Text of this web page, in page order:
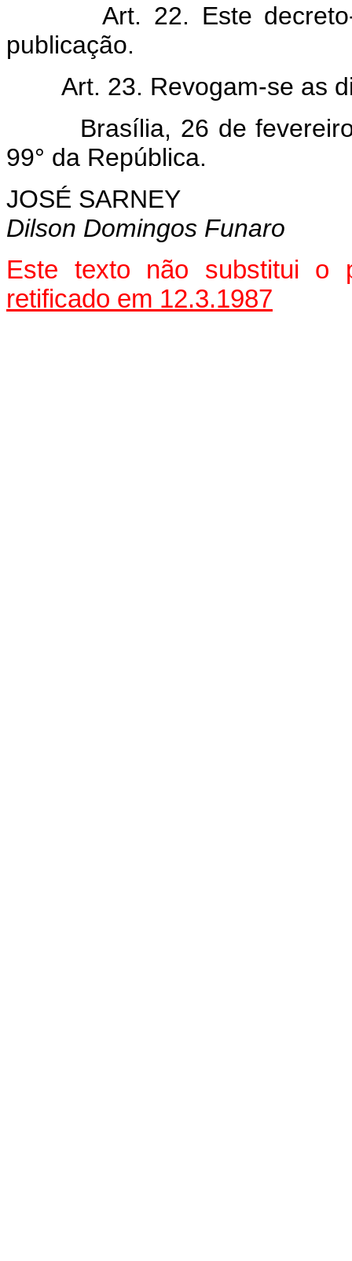
Art. 22. Este
publicação.
Art. 23. Revogam-se as
Brasília, 26 de fevereiro
99° da República.
JOSÉ SARNEY
Dilson Domingos Funaro
Este texto não substitui o
retificado em 12.3.1987